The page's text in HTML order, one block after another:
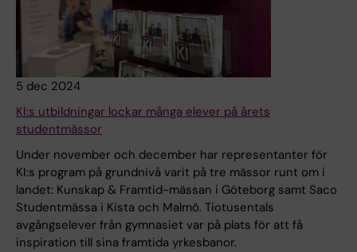
5 dec 2024
KI:s utbildningar lockar många elever på årets
studentmässor
Under november och december har representanter för
KI:s program på grundnivå varit på tre mässor runt om i
landet: Kunskap & Framtid-mässan i Göteborg samt Saco
Studentmässa i Kista och Malmö. Tiotusentals
avgångselever från gymnasiet var på plats för att få
inspiration till sina framtida yrkesbanor.